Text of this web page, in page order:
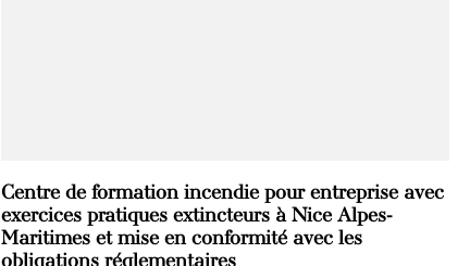
Centre de formation incendie pour entreprise avec
exercices pratiques extincteurs à Nice Alpes-
Maritimes et mise en conformité avec les